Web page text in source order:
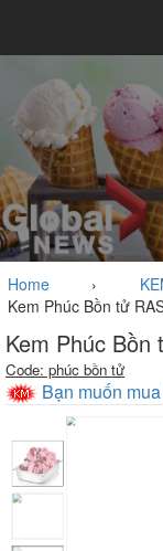
Home ›
Kem Phúc Bồn tử
Kem Phúc Bồn
Code: phúc bồn tử
Bạn muốn